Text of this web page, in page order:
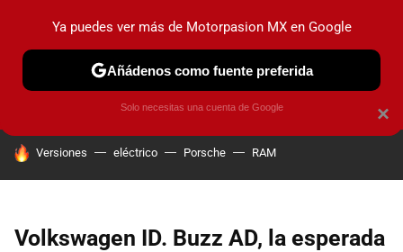
PRUEBAS INDUSTRIA HOY NO CIRCULA
HOY SE HABLA DE
Versiones eléctrico Porsche RAM
Volkswagen ID. Buzz AD, la esperada
×
Ya puedes ver más de Motorpasion MX en Google
Añádenos como fuente preferida
Solo necesitas una cuenta de Google